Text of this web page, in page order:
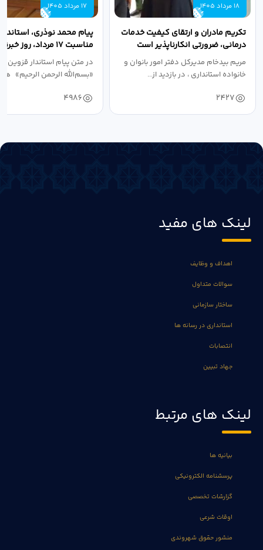
18 مرداد 1405
تکریم مادران و ارتقای کیفیت خدمات
درمانی، ضرورتی انکارناپذیر است
مریم بیدخام مدیرکل دفتر امور بانوان و
خانواده استانداری ، در بازدید از...
2427
17 مرداد 1405
پیام محمد نوذری،
مناسبت ۱۷ مرداد، روز خبرنگار
در متن پیام استاندار قزوین
«بسم‌الله الرحمن الرحیم»
4986
لینک های مفید
اهداف و وظایف
سوالات متداول
ساختار سازمانی
استانداری در رسانه ها
انتصابات
جهاد تبیین
لینک های مرتبط
بیانیه ها
پرسشنامه الکترونیکی
گزارشات تخصصی
اوقات شرعی
منشور حقوق شهروندی